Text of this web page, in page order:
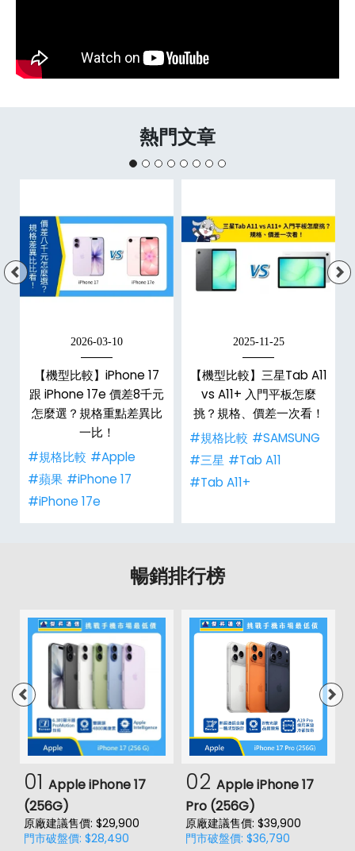
熱門文章
2026-03-10
【機型比較】iPhone 17
跟 iPhone 17e 價差8千元
怎麼選？規格重點差異比
一比！
#規格比較 #Apple
#蘋果 #iPhone 17
#iPhone 17e
2025-11-25
【機型比較】三星Tab A11
vs A11+ 入門平板怎麼
挑？規格、價差一次看！
#規格比較 #SAMSUNG
#三星 #Tab A11
#Tab A11+
暢銷排行榜
01 Apple iPhone 17
(256G)
原廠建議售價: $29,900
門市破盤價: $28,490
02 Apple iPhone 17
Pro (256G)
原廠建議售價: $39,900
門市破盤價: $36,790